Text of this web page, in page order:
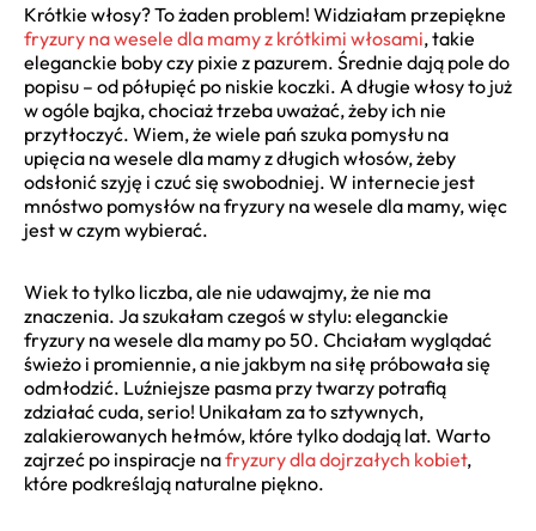
Krótkie włosy? To żaden problem! Widziałam przepiękne
fryzury na wesele dla mamy z krótkimi włosami, takie
eleganckie boby czy pixie z pazurem. Średnie dają pole do
popisu – od półupięć po niskie koczki. A długie włosy to już
w ogóle bajka, chociaż trzeba uważać, żeby ich nie
przytłoczyć. Wiem, że wiele pań szuka pomysłu na
upięcia na wesele dla mamy z długich włosów, żeby
odsłonić szyję i czuć się swobodniej. W internecie jest
mnóstwo pomysłów na fryzury na wesele dla mamy, więc
jest w czym wybierać.
Wiek to tylko liczba, ale nie udawajmy, że nie ma
znaczenia. Ja szukałam czegoś w stylu: eleganckie
fryzury na wesele dla mamy po 50. Chciałam wyglądać
świeżo i promiennie, a nie jakbym na siłę próbowała się
odmłodzić. Luźniejsze pasma przy twarzy potrafią
zdziałać cuda, serio! Unikałam za to sztywnych,
zalakierowanych hełmów, które tylko dodają lat. Warto
zajrzeć po inspiracje nafryzury dla dojrzałych kobiet,
które podkreślają naturalne piękno.